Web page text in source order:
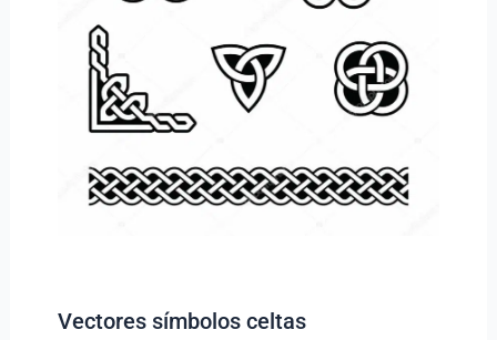
Vectores símbolos celtas